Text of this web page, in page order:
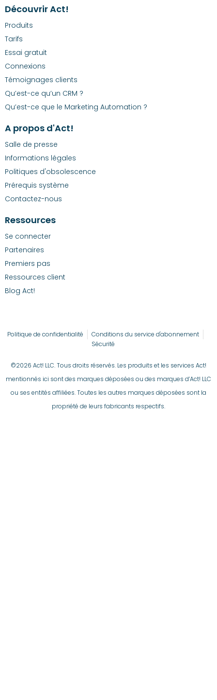
Découvrir Act!
Produits
Tarifs
Essai gratuit
Connexions
Témoignages clients
Qu’est-ce qu’un CRM ?
Qu’est-ce que le Marketing Automation ?
A propos d'Act!
Salle de presse
Informations légales
Politiques d'obsolescence
Prérequis système
Contactez-nous
Ressources
Se connecter
Partenaires
Premiers pas
Ressources client
Blog Act!
Politique de confidentialité
Conditions du service d'abonnement
Sécurité
©2026 Act! LLC. Tous droits réservés. Les produits et les services Act!
mentionnés ici sont des marques déposées ou des marques d’Act! LLC
ou ses entités affiliées. Toutes les autres marques déposées sont la
propriété de leurs fabricants respectifs.